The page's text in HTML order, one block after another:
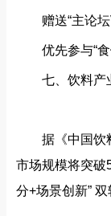
赠送“主论
优先参与“
七、饮料产
据《中国饮
市场规模将突破
分+场景创新”‌